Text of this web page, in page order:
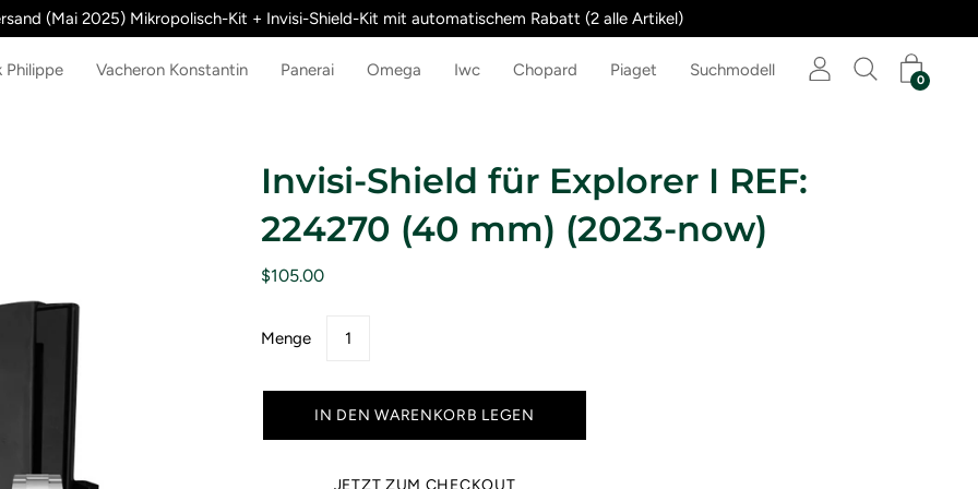
(Mai 2025) Mikropolisch-Kit + Invisi-Shield-Kit mit automatischem Rabatt (2 alle Artikel)
Philippe Vacheron Konstantin Panerai Omega Iwc Chopard Piaget Suchmodell
0
Invisi-Shield für Explorer I REF:
224270 (40 mm) (2023-now)
$105.00
Menge
IN DEN WARENKORB LEGEN
JETZT ZUM CHECKOUT